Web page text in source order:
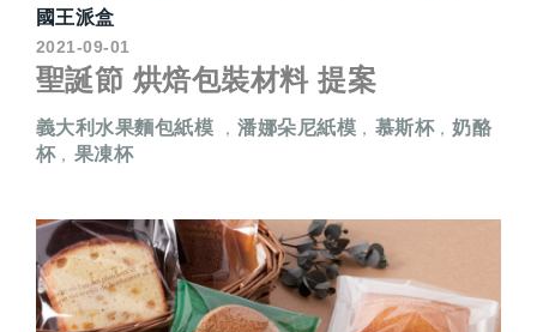
國王派盒
2021-09-01
聖誕節 烘焙包裝材料 提案
義大利水果麵包紙模 ，潘娜朵尼紙模 ， 慕斯杯，奶酪
杯， 果凍杯